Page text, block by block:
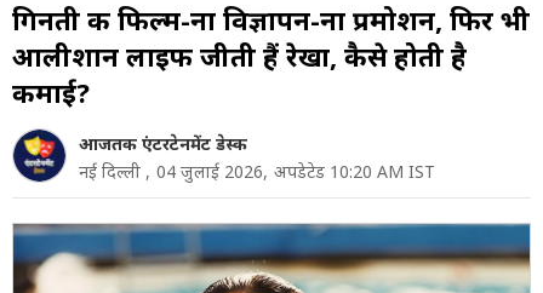
गिनती की फिल्म-ना विज्ञापन-ना प्रमोशन, फिर भी
आलीशान लाइफ जीती हैं रेखा, कैसे होती है
कमाई?
आजतक एंटरटेनमेंट डेस्क
नई दिल्ली , 04 जुलाई 2026, अपडेटेड 10:20 AM IST